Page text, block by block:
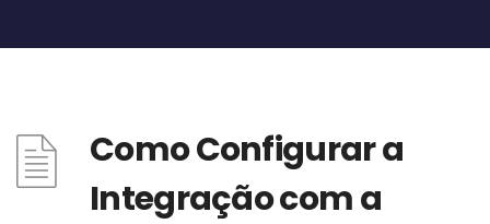
Como Configurar a
Integração com a